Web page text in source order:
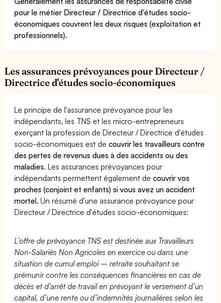
pour le métier Directeur / Directrice d'études socio-
économiques couvrent les deux risques (exploitation et
professionnels).
Les assurances prévoyances pour Directeur /
Directrice d'études socio-économiques
Le principe de l'assurance prévoyance pour les
indépendants, les TNS et les micro-entrepreneurs
exerçant la profession de Directeur / Directrice d'études
socio-économiques est decouvrir les travailleurs contre
des pertes de revenus dues à des accidents ou des
maladies. Les assurances prévoyances pour
indépendants permettent également decouvrir vos
proches (conjoint et enfants) si vous avez un accident
mortel. Un résumé d'une assurance prévoyance pour
Directeur / Directrice d'études socio-économiques:
L’offre de prévoyance TNS est destinée aux Travailleurs
Non-Salariés Non Agricoles en exercice ou dans une
situation de cumul emploi – retraite souhaitant se
prémunir contre les conséquences financières en cas de
décès et d’arrêt de travail en prévoyant le versement d’un
capital, d’une rente ou d’indemnités journalières selon les